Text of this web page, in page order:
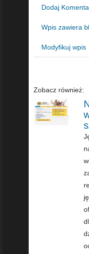
Dodaj
Wpis zawiera
Modyfikuj wpis
Zobacz również: